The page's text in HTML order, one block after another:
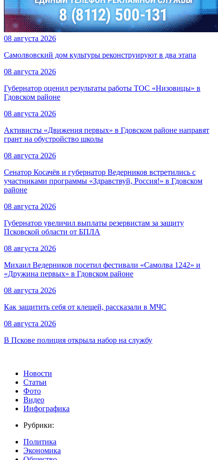
08 августа 2026
Самолвовский дом культуры реконструируют в два этапа
08 августа 2026
Губернатор оценил результаты работы ТОС «Низовицы» в
Гдовском районе
08 августа 2026
Активисты «Движения первых» в Гдовском районе направят
грант на обустройство школы
08 августа 2026
Сенатор Косачёв и губернатор Ведерников встретились с
участниками программы «Здравствуй, Россия!» в Гдовском
районе
08 августа 2026
Губернатор увеличил выплаты резервистам за защиту
Псковской области от БПЛА
08 августа 2026
Михаил Ведерников посетил фестивали «Самолва 1242» и
«Дружина первых» в Гдовском районе
08 августа 2026
Как защитить себя от клещей, рассказали в МЧС
08 августа 2026
В Пскове полиция открыла набор на службу
Новости
Статьи
Фото
Видео
Инфографика
Рубрики:
Политика
Экономика